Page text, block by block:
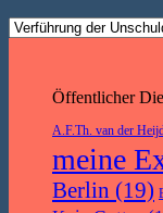
Öffentlicher
A.F.Th. van der
meine
Berlin (19)